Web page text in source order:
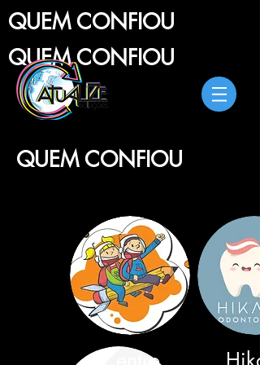
QUEM CONFIOU
QUEM CONFIOU
QUEM CONFIOU